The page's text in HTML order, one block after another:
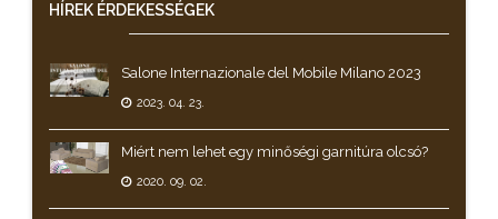
HÍREK ÉRDEKESSÉGEK
Salone Internazionale del Mobile Milano 2023
2023. 04. 23.
Miért nem lehet egy minőségi garnitúra olcsó?
2020. 09. 02.